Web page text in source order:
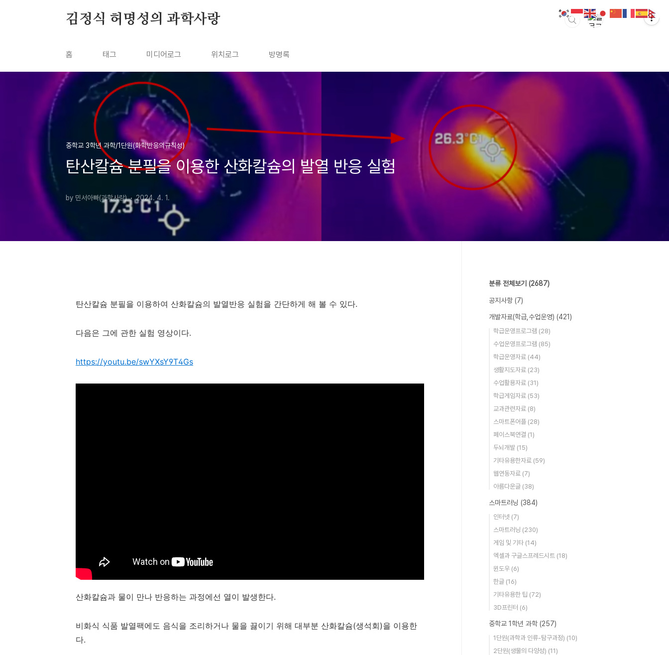
김정식 허명성의 과학사랑
홈 태그 미디어로그 위치로그 방명록
중학교 3학년 과학/1단원(화학반응의규칙성)
탄산칼슘 분필을 이용한 산화칼슘의 발열 반응 실험
by 민서아빠(과학사랑) 2024. 4. 1.
탄산칼슘 분필을 이용하여 산화칼슘의 발열반응 실험을 간단하게 해 볼 수 있다.
다음은 그에 관한 실험 영상이다.
https://youtu.be/swYXsY9T4Gs
산화칼슘과 물이 만나 반응하는 과정에선 열이 발생한다.
비화식 식품 발열팩에도 음식을 조리하거나 물을 끓이기 위해 대부분 산화칼슘(생석회)을 이용한
다.
분류 전체보기 (2687)
공지사항 (7)
개발자료(학급,수업운영) (421)
학급운영프로그램 (28)
수업운영프로그램 (85)
학급운영자료 (44)
생활지도자료 (23)
수업활용자료 (31)
학급게임자료 (53)
교과관련자료 (8)
스마트폰어플 (28)
페이스북연결 (1)
두뇌개발 (15)
기타유용한자료 (59)
웹연동자료 (7)
아름다운글 (38)
스마트러닝 (384)
인터넷 (7)
스마트러닝 (230)
게임 및 기타 (14)
엑셀과 구글스프레드시트 (18)
윈도우 (6)
한글 (16)
기타유용한 팁 (72)
3D프린터 (6)
중학교 1학년 과학 (257)
1단원(과학과 인류-탐구과정) (10)
2단원(생물의 다양성) (11)